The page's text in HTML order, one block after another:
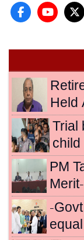
Held
Trial
PM
-